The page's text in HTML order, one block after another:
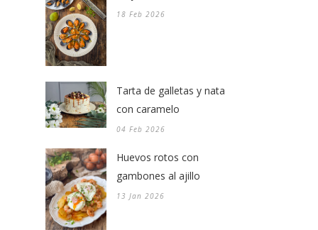
18 Feb 2026
Tarta de galletas y nata
con caramelo
04 Feb 2026
Huevos rotos con
gambones al ajillo
13 Jan 2026